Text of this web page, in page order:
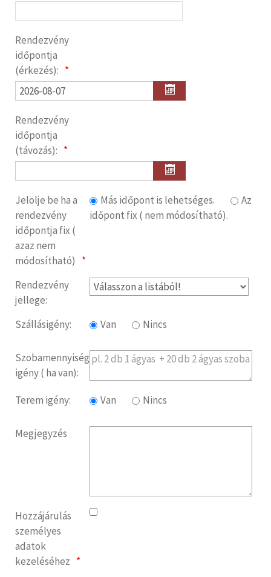
Rendezvény
időpontja
(érkezés):
Rendezvény
időpontja
(távozás):
Jelölje be ha a
rendezvény
időpontja fix (
azaz nem
módosítható)
Más időpont is lehetséges.
Az
időpont fix ( nem módosítható).
Rendezvény
jellege:
Szállásigény:
Van Nincs
Szobamennyiség
igény ( ha van):
Terem igény: Van Nincs
Megjegyzés
Hozzájárulás
személyes
adatok
kezeléséhez